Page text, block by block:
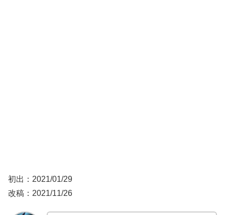
初出：2021/01/29
改稿：2021/11/26